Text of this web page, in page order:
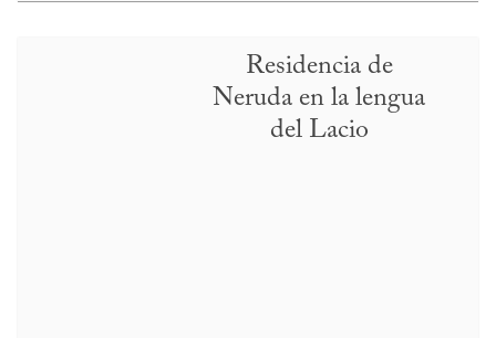
Residencia de
Neruda en la lengua
del Lacio